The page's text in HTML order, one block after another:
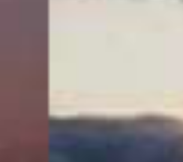
Dit is wel
slecht